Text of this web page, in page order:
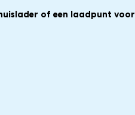
of een laadpunt